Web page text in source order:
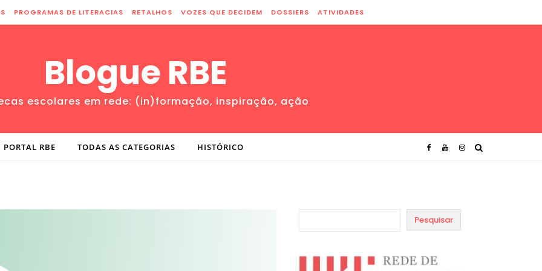
PROGRAMAS DE LITERACIAS RETALHOS VOZES QUE DECIDEM DOSSIERS ATIVIDADES
Blogue RBE
escolares em rede: (in)formação, inspiração, ação
PORTAL RBE TODAS AS CATEGORIAS HISTÓRICO
Pesquisar